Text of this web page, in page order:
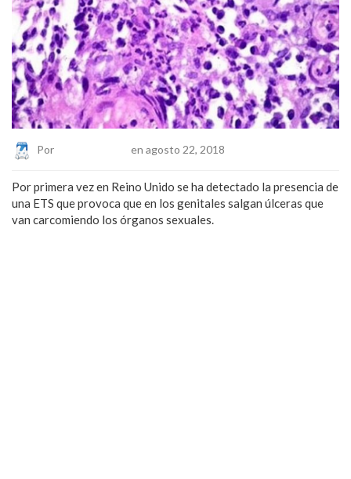
Por en agosto 22, 2018
Por primera vez en Reino Unido se ha detectado la presencia de
una ETS que provoca que en los genitales salgan úlceras que
van carcomiendo los órganos sexuales.